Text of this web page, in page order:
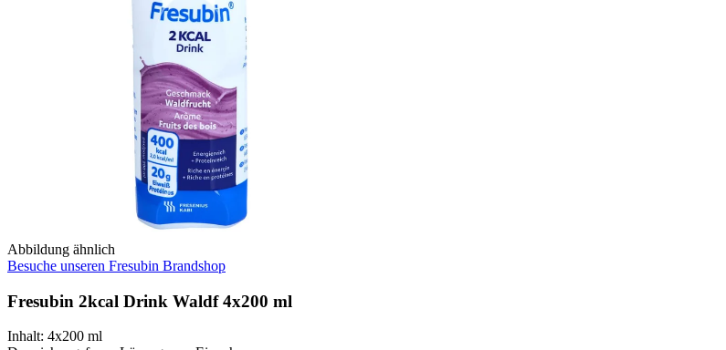
Abbildung ähnlich
Besuche unseren Fresubin Brandshop
Fresubin 2kcal Drink Waldf 4x200 ml
Inhalt: 4x200 ml